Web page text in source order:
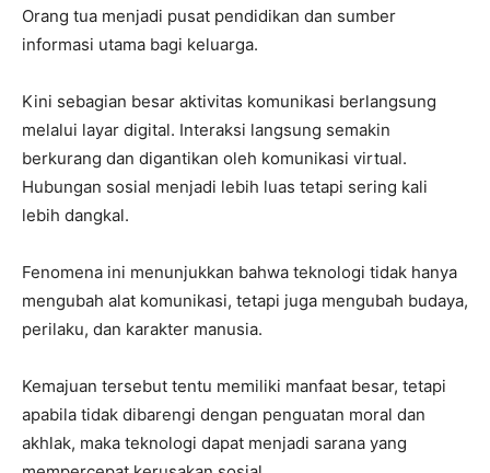
Orang tua menjadi pusat pendidikan dan sumber
informasi utama bagi keluarga.
Kini sebagian besar aktivitas komunikasi berlangsung
melalui layar digital. Interaksi langsung semakin
berkurang dan digantikan oleh komunikasi virtual.
Hubungan sosial menjadi lebih luas tetapi sering kali
lebih dangkal.
Fenomena ini menunjukkan bahwa teknologi tidak hanya
mengubah alat komunikasi, tetapi juga mengubah budaya,
perilaku, dan karakter manusia.
Kemajuan tersebut tentu memiliki manfaat besar, tetapi
apabila tidak dibarengi dengan penguatan moral dan
akhlak, maka teknologi dapat menjadi sarana yang